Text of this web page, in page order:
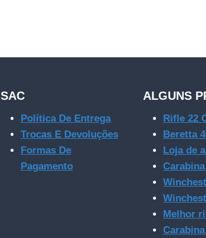
SAC
Política De Entrega
Trocas E Devoluções
Formas De
Pagamento
ALGUNS
Rifle 22
Beretta
Loja de
Melhor